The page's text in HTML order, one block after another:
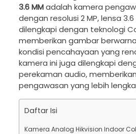
3.6 MMadalah kamera
dengan resolusi 2 MP, lensa
dilengkapi dengan teknologi
memberikan gambar
kondisi pencahayaan yang
kamera ini juga dilengkapi
perekaman audio,
pengawasan yang lebih
Daftar Isi
Kamera Analog Hikvision Indoor